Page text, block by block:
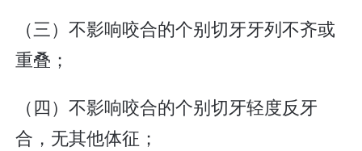
（三）不影响咬合的个别切牙牙列不齐或
重叠；
（四）不影响咬合的个别切牙轻度反牙
合，无其他体征；